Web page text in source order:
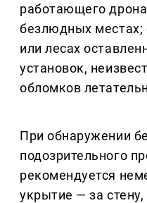
работающего
безлюдных местах;
или лесах
установок,
обломков
При обнаружении
подозрительного
рекомендуется
укрытие — за